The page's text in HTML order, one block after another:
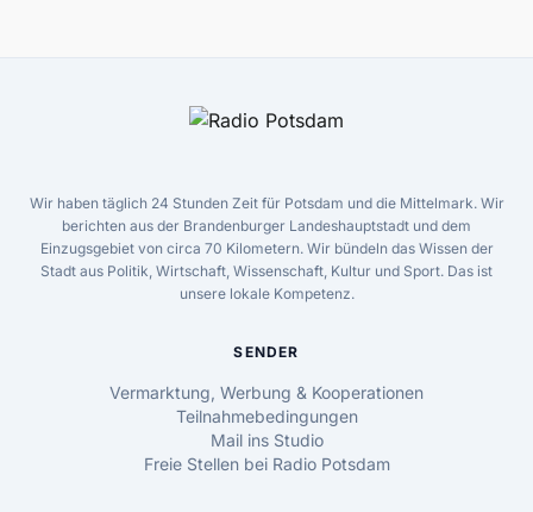
Wir haben täglich 24 Stunden Zeit für Potsdam und die Mittelmark. Wir
berichten aus der Brandenburger Landeshauptstadt und dem
Einzugsgebiet von circa 70 Kilometern. Wir bündeln das Wissen der
Stadt aus Politik, Wirtschaft, Wissenschaft, Kultur und Sport. Das ist
unsere lokale Kompetenz.
SENDER
Vermarktung, Werbung & Kooperationen
Teilnahmebedingungen
Mail ins Studio
Freie Stellen bei Radio Potsdam